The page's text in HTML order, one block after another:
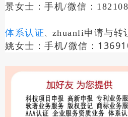
景女士：手机/微信：
体系认证、 zhuanli申请与转
姚女士：手机/微信：